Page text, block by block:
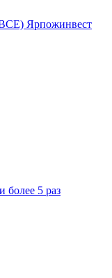
Ярпожинвест
более 5 раз